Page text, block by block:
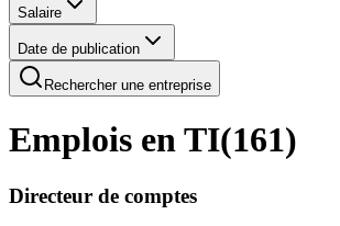
Salaire
Date de publication
Rechercher une entreprise
Emplois en TI(161)
Directeur de comptes